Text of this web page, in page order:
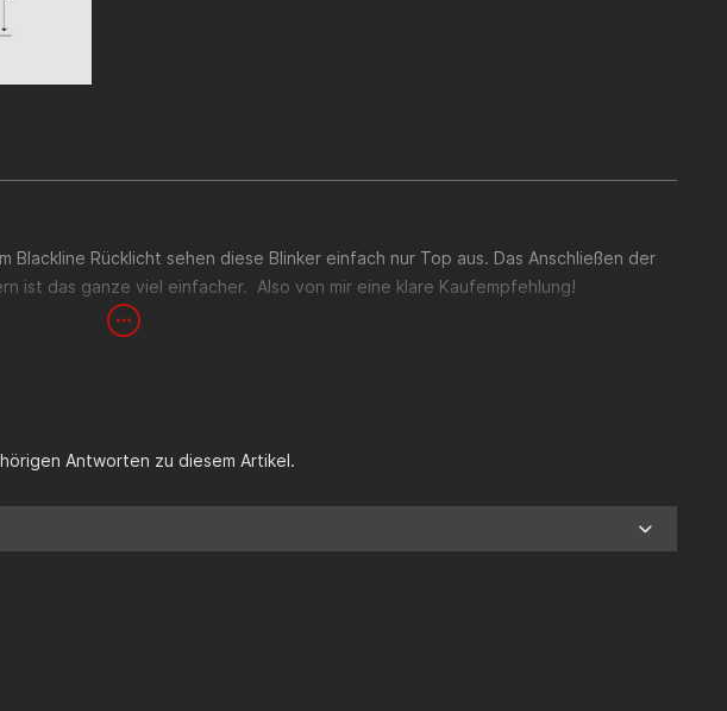
Blackline Rücklicht sehen diese Blinker einfach nur Top aus. Das Anschließen der
ist das ganze viel einfacher. Also von mir eine klare Kaufempfehlung!
Antworten zu diesem Artikel.